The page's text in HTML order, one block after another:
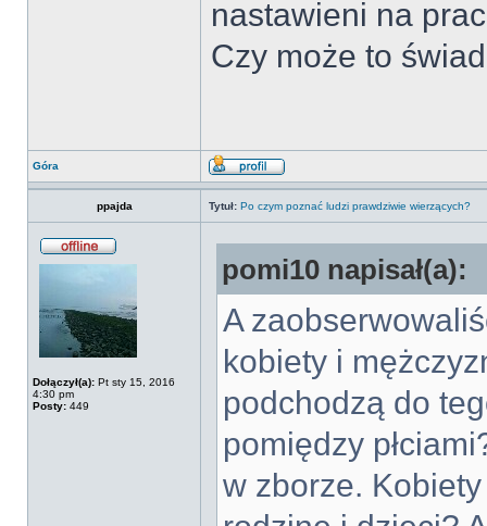
nastawieni na
Czy może to
Góra
ppajda Tytuł: Po czym poznać ludzi prawdziwie wierzących?
Dołączył(a): Pt sty 15, 2016
4:30 pm
Posty: 449
pomi10 napisał(a):
A
kobiety i
podchodzą do
pomiędzy
w zborze.